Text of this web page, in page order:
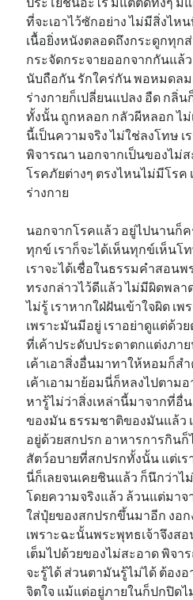
ที่จะเอาไว้ซักอย่าง ไม่มีสิ่งไห
เนื้อยิ่งหนังตลอดถึงกระดูกทุก
กระจัดกระจายออกจากกันแล้
นับถือกัน รักใคร่กัน พอหมดลม
ร่างกายก็เปลี่ยนแปลง อืด กลิ่
ทั้งนั้น ถูกหลอก กลัวผีหลอก ไ
นี้เป็นความจริง ไม่ใช่ลงโทษ เ
พิจารณา นอกจากเป็นของไม่ส
โรคภัยต่างๆ ตรงไหนไม่มีโรค
ร่างกาย
นอกจากโรคแล้ว อยู่ไปนานก็
ทุกข์ เราก็จะได้เห็นทุกข์เห็นโ
เราจะได้เชื่อในธรรมคำสอน
ทรงกล่าวไว้ดีแล้ว ไม่มีผิดพลา
ไม่รู้ เราหากใฝ่ฝันเข้าใจผิด เ
เพราะมันมีอยู่ เราอย่าดูแต่ด้ว
ที่เค้าประดับประดาตกแต่งภา
เค้าเอาสิ่งอื่นมาทาให้หอมก็
เค้าเอามาย้อมนี่ก็หลงไปตาม
หารู้ไม่ว่าสิ่งเหล่านี้มาจากที่อื่
ของมัน ธรรมชาติของมันแล้ว
อยู่ด้วยสกปรก อาหารการกินก็
สัตว์อบายที่สกปรกทั้งนั้น แต่เร
นี่ก็เลยจนเคยชินแล้ว ก็นึกว่าไ
โดยความจริงแล้ว ล้วนแต่มา
ใส่ปุ๋ยของสกปรกขึ้นมาอีก งอ
เพราะฉะนั้นพระพุทธเจ้าจึงส
เต็มไปด้วยของไม่สะอาด พิจา
จะรู้ได้ ส่วนตามันรู้ไม่ได้ ต้อง
จิตใจ แม้แต่อยู่ภายในก็ปกปิดไ